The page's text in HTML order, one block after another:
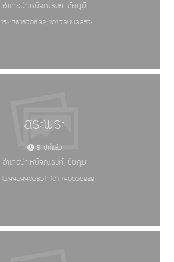
อำเภอบำเหน็จณรงค์, ชัยภูมิ
15.4761670632, 101.734433574
สระพระ
5 ปีที่แล้ว
อำเภอบำเหน็จณรงค์, ชัยภูมิ
15.4454405851, 101.740056929